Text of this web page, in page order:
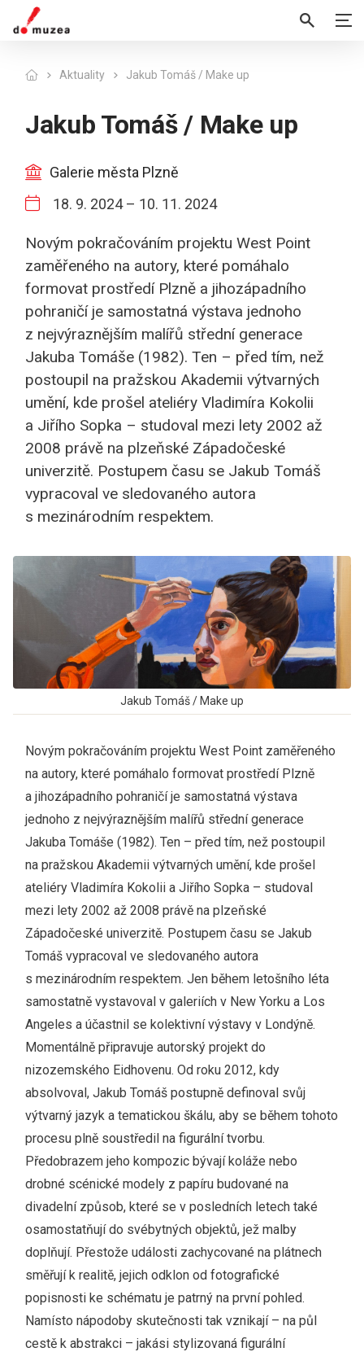
Aktuality Jakub Tomáš / Make up
Jakub Tomáš / Make up
Galerie města Plzně
18. 9. 2024– 10. 11. 2024
Novým pokračováním projektu West Point
zaměřeného na autory, které pomáhalo
formovat prostředí Plzně a jihozápadního
pohraničí je samostatná výstava jednoho
z nejvýraznějším malířů střední generace
Jakuba Tomáše (1982). Ten – před tím, než
postoupil na pražskou Akademii výtvarných
umění, kde prošel ateliéry Vladimíra Kokolii
a Jiřího Sopka – studoval mezi lety 2002 až
2008 právě na plzeňské Západočeské
univerzitě. Postupem času se Jakub Tomáš
vypracoval ve sledovaného autora
s mezinárodním respektem.
Jakub Tomáš / Make up
Novým pokračováním projektu West Point zaměřeného
na autory, které pomáhalo formovat prostředí Plzně
a jihozápadního pohraničí je samostatná výstava
jednoho z nejvýraznějším malířů střední generace
Jakuba Tomáše (1982). Ten – před tím, než postoupil
na pražskou Akademii výtvarných umění, kde prošel
ateliéry Vladimíra Kokolii a Jiřího Sopka – studoval
mezi lety 2002 až 2008 právě na plzeňské
Západočeské univerzitě. Postupem času se Jakub
Tomáš vypracoval ve sledovaného autora
s mezinárodním respektem. Jen během letošního léta
samostatně vystavoval v galeriích v New Yorku a Los
Angeles a účastnil se kolektivní výstavy v Londýně.
Momentálně připravuje autorský projekt do
nizozemského Eidhovenu. Od roku 2012, kdy
absolvoval, Jakub Tomáš postupně definoval svůj
výtvarný jazyk a tematickou škálu, aby se během tohoto
procesu plně soustředil na figurální tvorbu.
Předobrazem jeho kompozic bývají koláže nebo
drobné scénické modely z papíru budované na
divadelní způsob, které se v posledních letech také
osamostatňují do svébytných objektů, jež malby
doplňují. Přestože události zachycované na plátnech
směřují k realitě, jejich odklon od fotografické
popisnosti ke schématu je patrný na první pohled.
Namísto nápodoby skutečnosti tak vznikají – na půl
cestě k abstrakci – jakási stylizovaná figurální